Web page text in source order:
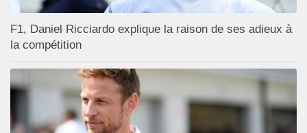
F1, Daniel Ricciardo explique la raison de ses adieux à
la compétition